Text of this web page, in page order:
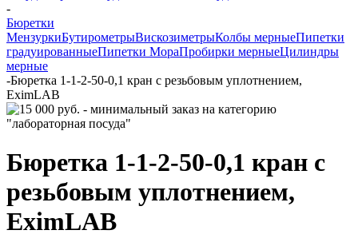
-
Бюретки
МензуркиБутирометрыВискозиметрыКолбы мерныеПипетки
градуированныеПипетки МораПробирки мерныеЦилиндры
мерные
-Бюретка 1-1-2-50-0,1 кран с резьбовым уплотнением,
EximLAB
Бюретка 1-1-2-50-0,1 кран с
резьбовым уплотнением,
EximLAB